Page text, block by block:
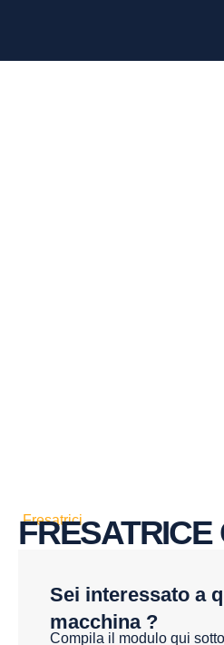
Fresatrici
FRESATRICE
Sei interessato a
macchina ?
Compila il modulo qui